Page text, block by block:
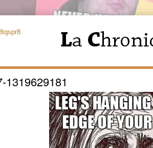
1319629181